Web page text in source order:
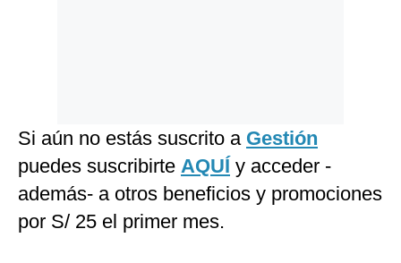
Si aún no estás suscrito a Gestión
puedes suscribirte AQUÍ y acceder -
además- a otros beneficios y promociones
por S/ 25 el primer mes.